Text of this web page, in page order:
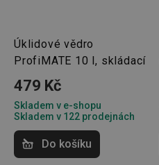
Úklidové vědro
ProfiMATE 10 l, skládací
479 Kč
Skladem v e-shopu
Skladem v 122 prodejnách
Do košíku